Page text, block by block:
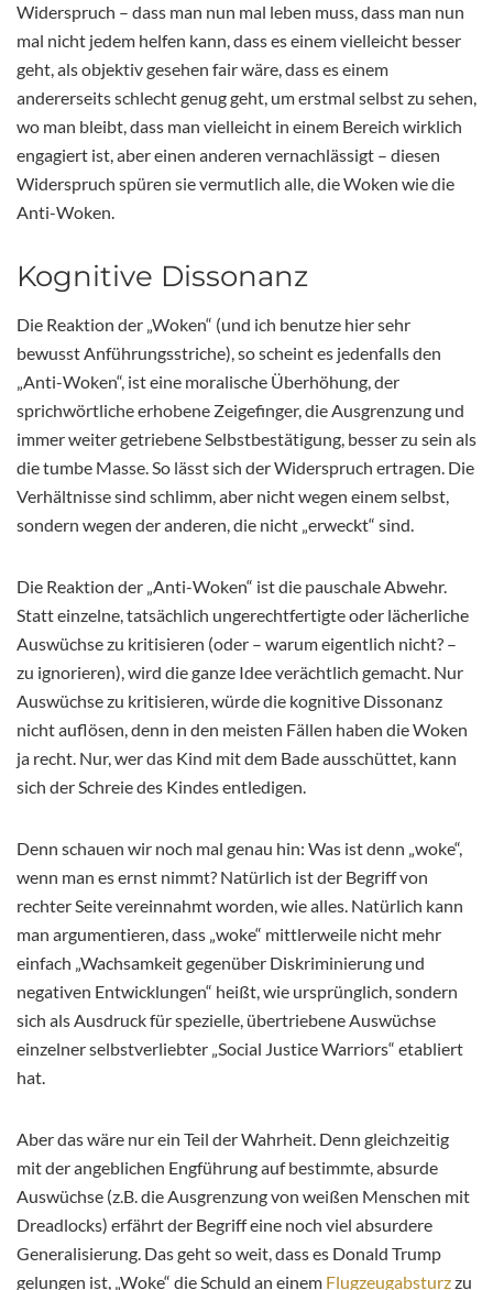
Widerspruch – dass man nun mal leben muss, dass man nun
mal nicht jedem helfen kann, dass es einem vielleicht besser
geht, als objektiv gesehen fair wäre, dass es einem
andererseits schlecht genug geht, um erstmal selbst zu sehen,
wo man bleibt, dass man vielleicht in einem Bereich wirklich
engagiert ist, aber einen anderen vernachlässigt – diesen
Widerspruch spüren sie vermutlich alle, die Woken wie die
Anti-Woken.
Kognitive Dissonanz
Die Reaktion der „Woken“ (und ich benutze hier sehr
bewusst Anführungsstriche), so scheint es jedenfalls den
„Anti-Woken“, ist eine moralische Überhöhung, der
sprichwörtliche erhobene Zeigefinger, die Ausgrenzung und
immer weiter getriebene Selbstbestätigung, besser zu sein als
die tumbe Masse. So lässt sich der Widerspruch ertragen. Die
Verhältnisse sind schlimm, aber nicht wegen einem selbst,
sondern wegen der anderen, die nicht „erweckt“ sind.
Die Reaktion der „Anti-Woken“ ist die pauschale Abwehr.
Statt einzelne, tatsächlich ungerechtfertigte oder lächerliche
Auswüchse zu kritisieren (oder – warum eigentlich nicht? –
zu ignorieren), wird die ganze Idee verächtlich gemacht. Nur
Auswüchse zu kritisieren, würde die kognitive Dissonanz
nicht auflösen, denn in den meisten Fällen haben die Woken
ja recht. Nur, wer das Kind mit dem Bade ausschüttet, kann
sich der Schreie des Kindes entledigen.
Denn schauen wir noch mal genau hin: Was ist denn „woke“,
wenn man es ernst nimmt? Natürlich ist der Begriff von
rechter Seite vereinnahmt worden, wie alles. Natürlich kann
man argumentieren, dass „woke“ mittlerweile nicht mehr
einfach „Wachsamkeit gegenüber Diskriminierung und
negativen Entwicklungen“ heißt, wie ursprünglich, sondern
sich als Ausdruck für spezielle, übertriebene Auswüchse
einzelner selbstverliebter „Social Justice Warriors“ etabliert
hat.
Aber das wäre nur ein Teil der Wahrheit. Denn gleichzeitig
mit der angeblichen Engführung auf bestimmte, absurde
Auswüchse (z.B. die Ausgrenzung von weißen Menschen mit
Dreadlocks) erfährt der Begriff eine noch viel absurdere
Generalisierung. Das geht so weit, dass es Donald Trump
gelungen ist, „Woke“ die Schuld an einem Flugzeugabsturzzu